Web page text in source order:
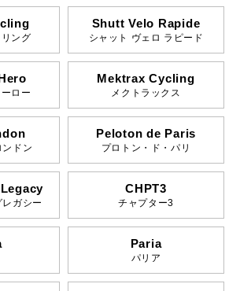
ング
Shutt Velo Rapide
シャット ヴェロ ラピード
ロー
Mektrax Cycling
メクトラックス
ンドン
Peloton de Paris
プロトン・ド・パリ
ガシー
CHPT3
チャプター3
Paria
パリア